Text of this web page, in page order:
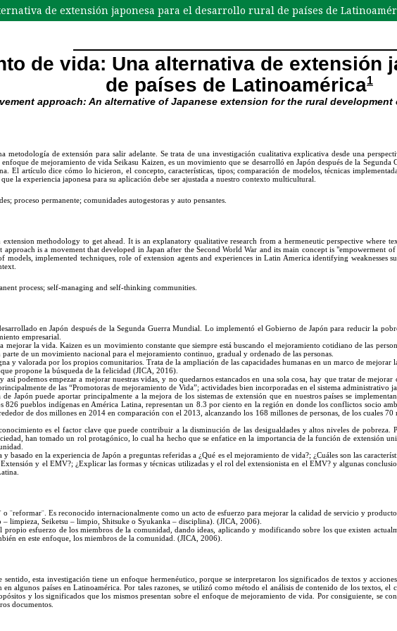
de extensión japonesa para el desarrollo rural de países de